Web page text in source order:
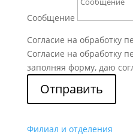
Сообщение
Согласие на обработку
Согласие на обработку
заполняя форму, даю
Отправить
Филиал и отделения